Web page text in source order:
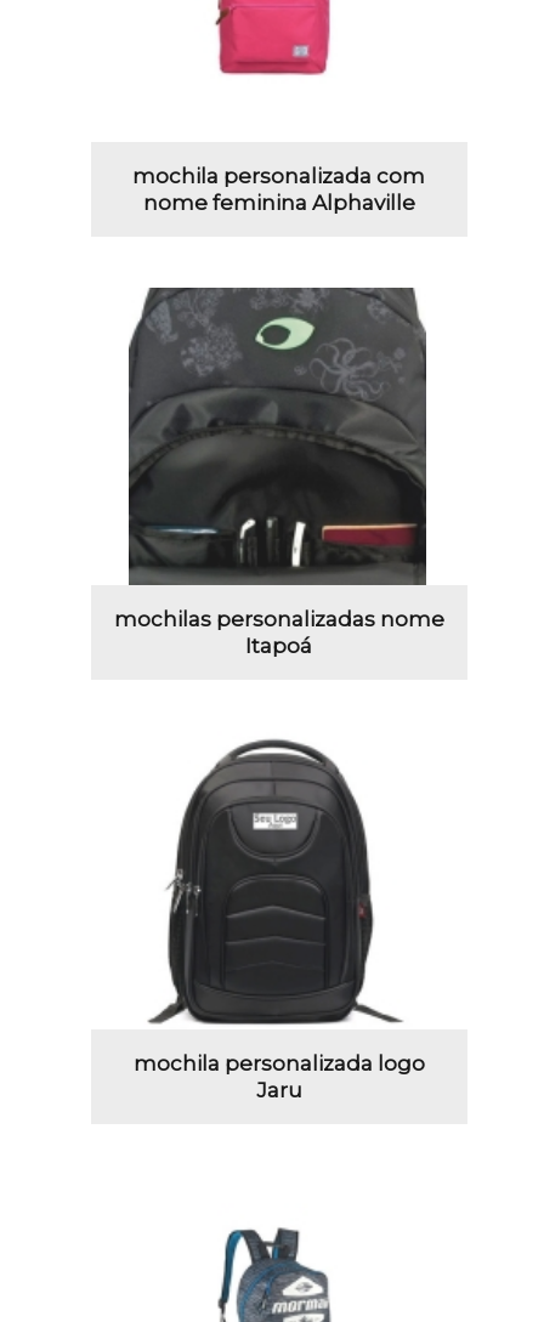
mochila personalizada com
nome feminina Alphaville
mochilas personalizadas nome
Itapoá
mochila personalizada logo
Jaru